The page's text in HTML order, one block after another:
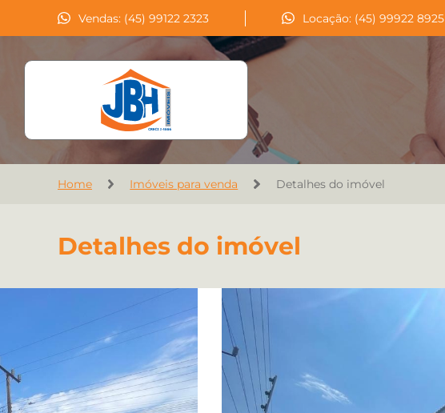
Vendas: (45) 99122 2323 Locação: (45) 99922 8925
Home Imóveis para venda Detalhes do imóvel
Detalhes do imóvel